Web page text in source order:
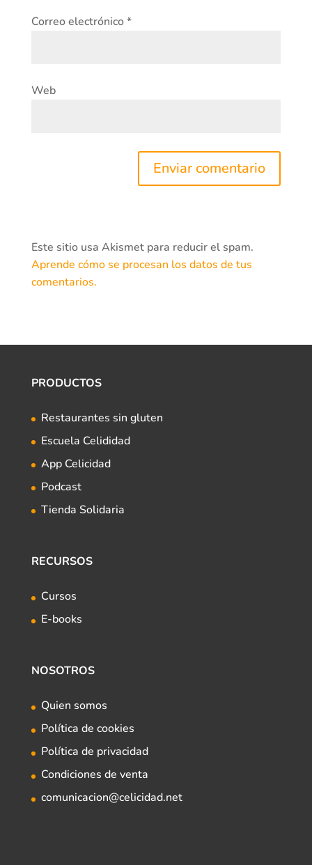
Correo electrónico*
Web
Este sitio usa Akismet para reducir el spam.
Aprende cómo se procesan los datos de tus
comentarios.
PRODUCTOS
Restaurantes sin gluten
Escuela Celididad
App Celicidad
Podcast
Tienda Solidaria
RECURSOS
Cursos
E-books
NOSOTROS
Quien somos
Política de cookies
Política de privacidad
Condiciones de venta
comunicacion@celicidad.net